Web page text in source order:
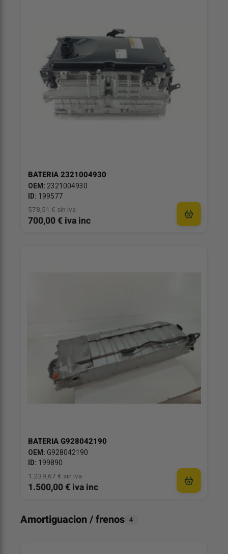
BATERIA 2321004930
OEM: 2321004930
ID: 199577
578,51 € sin iva
700,00 € iva inc
BATERIA G928042190
OEM: G928042190
ID: 199890
1.239,67 € sin iva
1.500,00 € iva inc
Amortiguacion / frenos 4